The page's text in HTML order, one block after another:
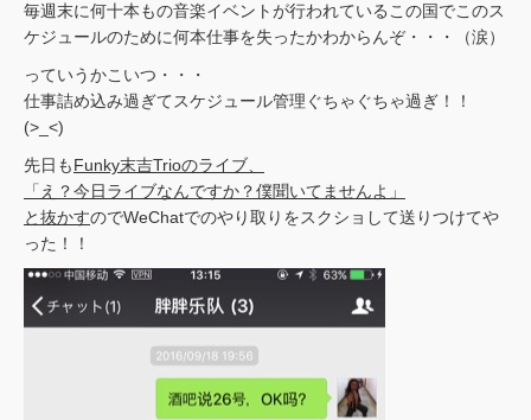
毎週末に何十本もの音楽イベントが行われているこの国でこのス
ケジュールのために何本仕事を失ったかわからんぞ・・・（涙）
っていうかこいつ・・・
仕事詰め込み過ぎてスケジュール管理ぐちゃぐちゃ過ぎ！！
(>_<)
先日もFunky末吉Trioのライブ、
「え？今日ライブなんですか？僕聞いてませんよ」
と抜かすのでWeChatでのやり取りをスクショして送りつけてや
った！！